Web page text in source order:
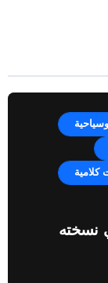
نسخته